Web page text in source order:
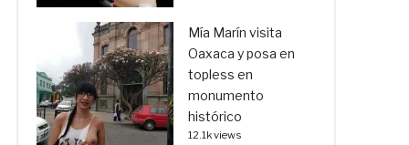
Mía Marín visita
Oaxaca y posa en
topless en
monumento
histórico
12.1k views